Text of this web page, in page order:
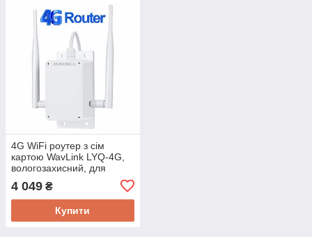
4G WiFi роутер з сім
картою WavLink LYQ-4G,
вологозахисний, для
відеоспостереження на
віддалених об'єктах
4 049 ₴
Купити